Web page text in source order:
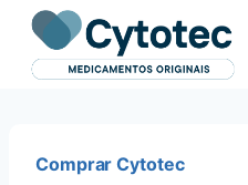
Pular
para
Comprar Cytotec